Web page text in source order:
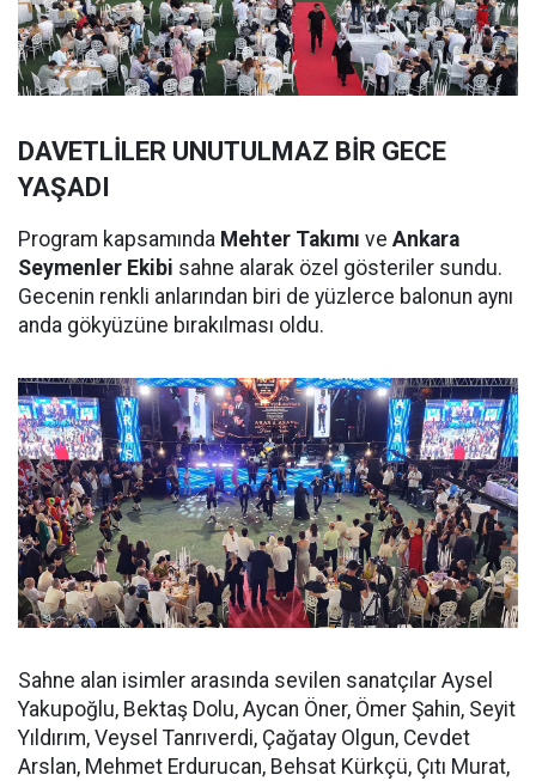
DAVETLİLER UNUTULMAZ BİR GECE
YAŞADI
Program kapsamında Mehter Takımı ve Ankara
Seymenler Ekibi sahne alarak özel gösteriler sundu.
Gecenin renkli anlarından biri de yüzlerce balonun aynı
anda gökyüzüne bırakılması oldu.
Sahne alan isimler arasında sevilen sanatçılar Aysel
Yakupoğlu, Bektaş Dolu, Aycan Öner, Ömer Şahin, Seyit
Yıldırım, Veysel Tanrıverdi, Çağatay Olgun, Cevdet
Arslan, Mehmet Erdurucan, Behsat Kürkçü, Çıtı Murat,